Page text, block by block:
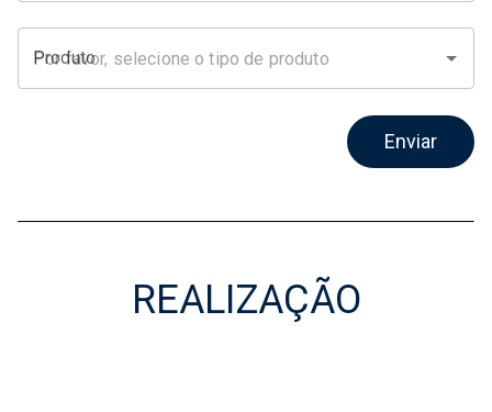
Produto
Enviar
REALIZAÇÃO